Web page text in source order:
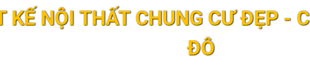
KẾ NỘI THẤT CHUNG CƯ ĐẸP -
ĐÔ